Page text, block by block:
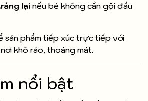
lại nếu bé không cần gội đầu
sản phẩm tiếp xúc trực tiếp với
khô ráo, thoáng mát.
nổi bật